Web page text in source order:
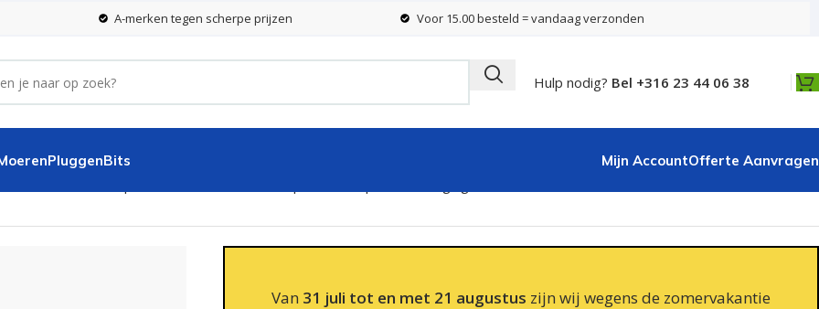
A-merken tegen scherpe prijzen Voor 15.00 besteld = vandaag verzonden
Hulp nodig? Bel +316 23 44 06 38
PluggenBits Mijn AccountOfferte Aanvragen
Van 31 juli tot en met 21 augustus zijn wij wegens de zomervakantie